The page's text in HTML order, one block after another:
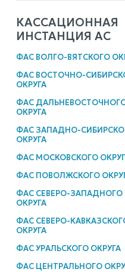
КАССАЦИОННАЯ
ИНСТАНЦИЯ АС
ФАС ВОЛГО-ВЯТСКОГО
ФАС ВОСТОЧНО-
ОКРУГА
ФАС
ОКРУГА
ФАС ЗАПАДНО-
ОКРУГА
ФАС МОСКОВСКОГО
ФАС ПОВОЛЖСКОГО
ФАС СЕВЕРО-ЗАПАДНОГО
ОКРУГА
ФАС СЕВЕРО-
ОКРУГА
ФАС УРАЛЬСКОГО ОКРУГА
ФАС ЦЕНТРАЛЬНОГО